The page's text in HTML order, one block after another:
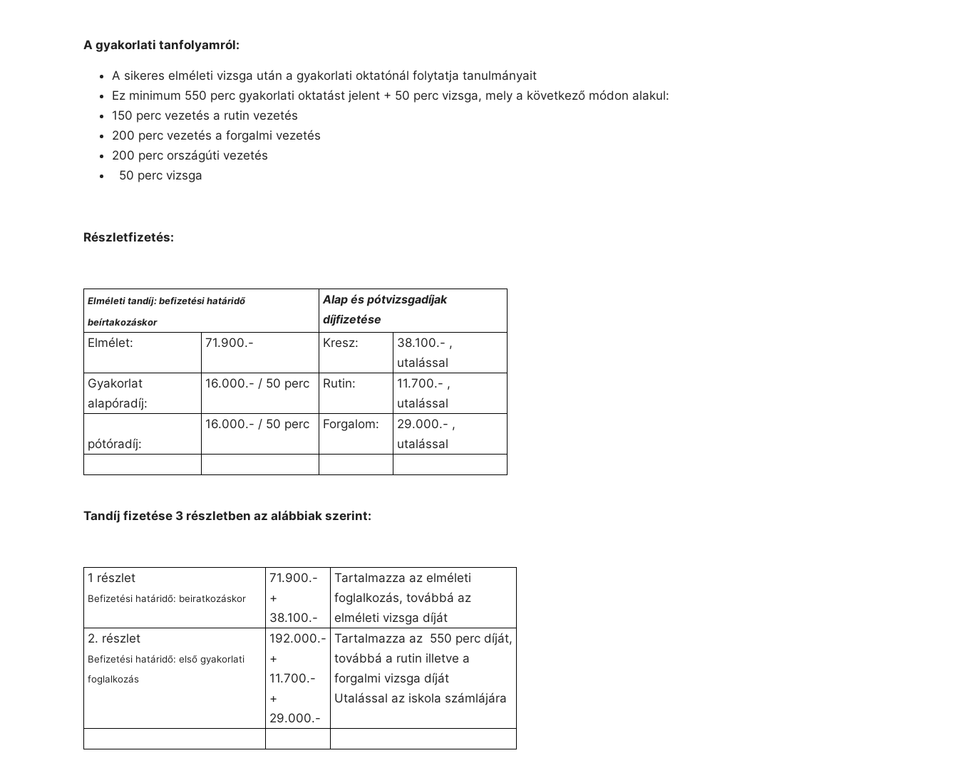
A gyakorlati tanfolyamról:
A sikeres elméleti vizsga után a gyakorlati oktatónál folytatja tanulmányait
Ez minimum 550 perc gyakorlati oktatást jelent + 50 perc vizsga, mely a következő módon alakul:
150 perc vezetés a rutin vezetés
200 perc vezetés a forgalmi vezetés
200 perc országúti vezetés
50 perc vizsga
Részletfizetés:
Elméleti tandíj: befizetési határidő
beírtakozáskor
Alap és pótvizsgadíjak
díjfizetése
Elmélet:
71.900.- Kresz:
38.100.- ,
utalással
Gyakorlat
alapóradíj:
16.000.- / 50 perc Rutin:
11.700.- ,
utalással
pótóradíj:
16.000.- / 50 perc Forgalom:
29.000.- ,
utalással
Tandíj fizetése 3 részletben az alábbiak szerint:
1 részlet
Befizetési határidő: beiratkozáskor
71.900.-
+
38.100.-
Tartalmazza az elméleti
foglalkozás, továbbá az
elméleti vizsga díját
2. részlet
Befizetési határidő: első gyakorlati
foglalkozás
192.000.-
+
11.700.-
+
29.000.-
Tartalmazza az 550 perc díját,
továbbá a rutin illetve a
forgalmi vizsga díját
Utalással az iskola számlájára